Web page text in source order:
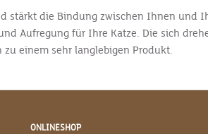
die Bindung zwischen Ihnen und
Aufregung für Ihre Katze. Die sich
einem sehr langlebigen Produkt.
ONLINESHOP